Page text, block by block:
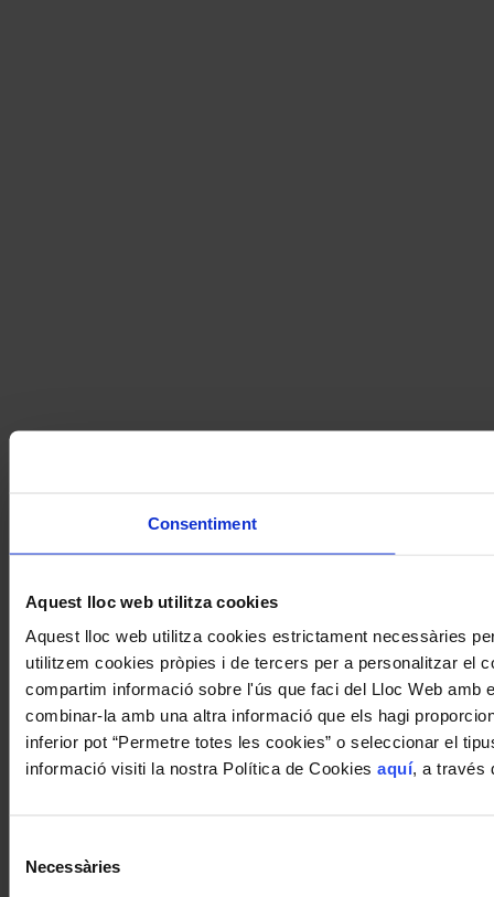
Consentiment
Aquest lloc web utilitza cookies
Aquest lloc web utilitza cookies estrictament necessàries
utilitzem cookies pròpies i de tercers per a personalitzar el
compartim informació sobre l'ús que faci del Lloc Web
combinar-la amb una altra informació que els hagi
inferior pot “Permetre totes les cookies” o seleccionar el
informació visiti la nostra Política de Cookies aquí, a través
Necessàries